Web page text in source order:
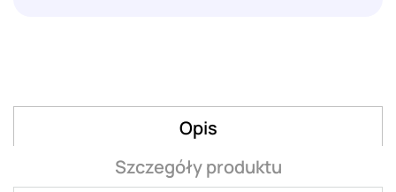
Opis
Szczegóły produktu